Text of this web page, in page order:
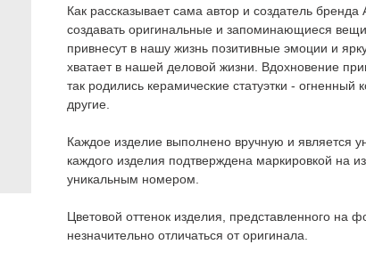
Как рассказывает сама автор и создатель
создавать оригинальные и запоминающиеся
привнесут в нашу жизнь позитивные эмоции и
хватает в нашей деловой жизни. Вдохновение
так родились керамические статуэтки -
другие.
Каждое изделие выполнено вручную и является
каждого изделия подтверждена маркировкой на
уникальным номером.
Цветовой оттенок изделия, представленного на
незначительно отличаться от оригинала.